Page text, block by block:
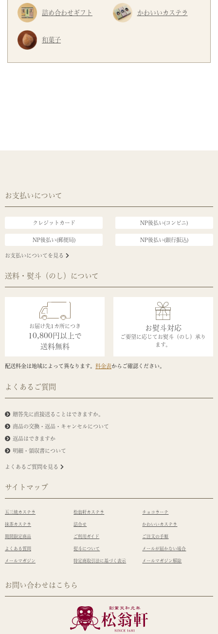
詰め合わせギフト かわいいカステラ
和菓子
お支払いについて
クレジットカード NP後払い(コンビニ)
NP後払い(郵便局) NP後払い(銀行振込)
お支払いについてを見る
送料・熨斗（のし）について
お届け先1カ所につき
10,800円以上で
送料無料
お熨斗対応
ご要望に応じてお熨斗（のし）承り
ます。
配送料金は地域によって異なります。 料金表からご確認ください。
よくあるご質問
贈答先に直接送ることはできますか。
商品の交換・返品・キャンセルについて
返品はできますか
明細・領収書について
よくあるご質問を見る
サイトマップ
五三焼カステラ 松翁軒カステラ チョコラーテ
抹茶カステラ 詰合せ かわいいカステラ
期間限定商品 ご利用ガイド ご注文の手順
よくある質問 熨斗について メールが届かない場合
メールマガジン 特定商取引法に基づく表示 メールマガジン解除
お問い合わせはこちら